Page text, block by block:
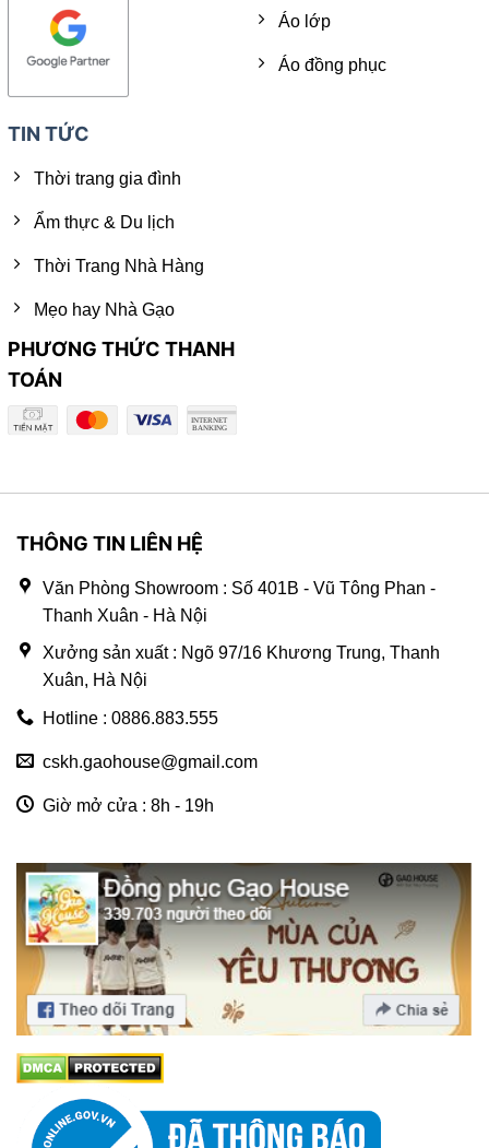
Áo lớp
Áo đồng phục
TIN TỨC
Thời trang gia đình
Ẩm thực & Du lịch
Thời Trang Nhà Hàng
Mẹo hay Nhà Gạo
PHƯƠNG THỨC THANH
TOÁN
THÔNG TIN LIÊN HỆ
Văn Phòng Showroom : Số 401B - Vũ Tông Phan -
Thanh Xuân - Hà Nội
Xưởng sản xuất : Ngõ 97/16 Khương Trung, Thanh
Xuân, Hà Nội
Hotline : 0886.883.555
cskh.gaohouse@gmail.com
Giờ mở cửa : 8h - 19h